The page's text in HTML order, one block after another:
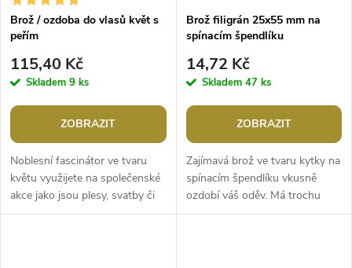
Brož / ozdoba do vlasů květ s
peřím
115,40 Kč
Skladem 9 ks
ZOBRAZIT
Noblesní fascinátor ve tvaru
květu využijete na společenské
akce jako jsou plesy, svatby či
návštěvy divadla. Dá se
Brož filigrán 25x55 mm na
spínacím špendlíku
14,72 Kč
Skladem 47 ks
ZOBRAZIT
Zajímavá brož ve tvaru kytky na
spínacím špendlíku vkusně
ozdobí váš oděv. Má trochu
širší špendlík, hodí se k připnutí